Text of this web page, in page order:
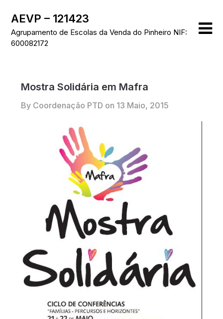
content
AEVP – 121423
Agrupamento de Escolas da Venda do Pinheiro NIF:
600082172
Mostra Solidária em Mafra
By Coordenação PTD on 13 Maio, 2015